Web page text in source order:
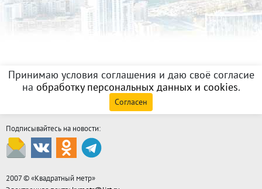
Принимаю условия соглашения и даю своё согласие
на обработку персональных данных и cookies.
Согласен
Подписывайтесь на новости:
2007 © «Квадратный метр»